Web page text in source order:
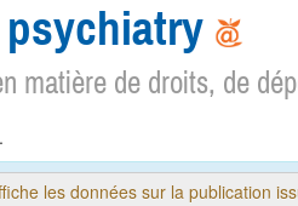
matière de droits, de
.
les données sur la publication